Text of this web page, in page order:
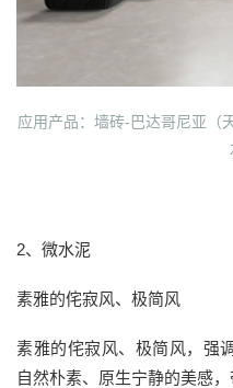
应用产品：墙砖-巴达哥尼亚（
2、微水泥
素雅的侘寂风、极简风
素雅的侘寂风、极简风，强
自然朴素、原生宁静的美感，